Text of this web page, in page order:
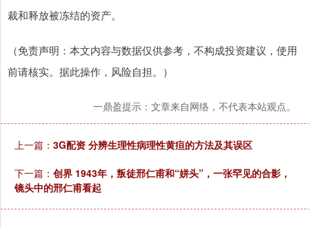
裁和释放被冻结的资产。
（免责声明：本文内容与数据仅供参考，不构成投资建议，使用
前请核实。据此操作，风险自担。）
一鼎盈提示：文章来自网络，不代表本站观点。
上一篇： 3G配资 分辨生理性病理性黄疸的方法及其误区
下一篇： 创界 1943年，叛徒邢仁甫和“姘头”，一张罕见的合影，
镜头中的邢仁甫看起